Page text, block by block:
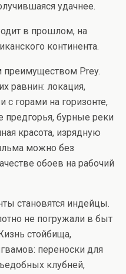
удачнее.
в прошлом, на
континента.
преимуществом Prey.
равнин: локация,
горами на горизонте,
предгорья, бурные реки
красота, изрядную
можно без
обоев на рабочий
становятся индейцы.
не погружали в быт
стойбища,
переноски для
клубней,